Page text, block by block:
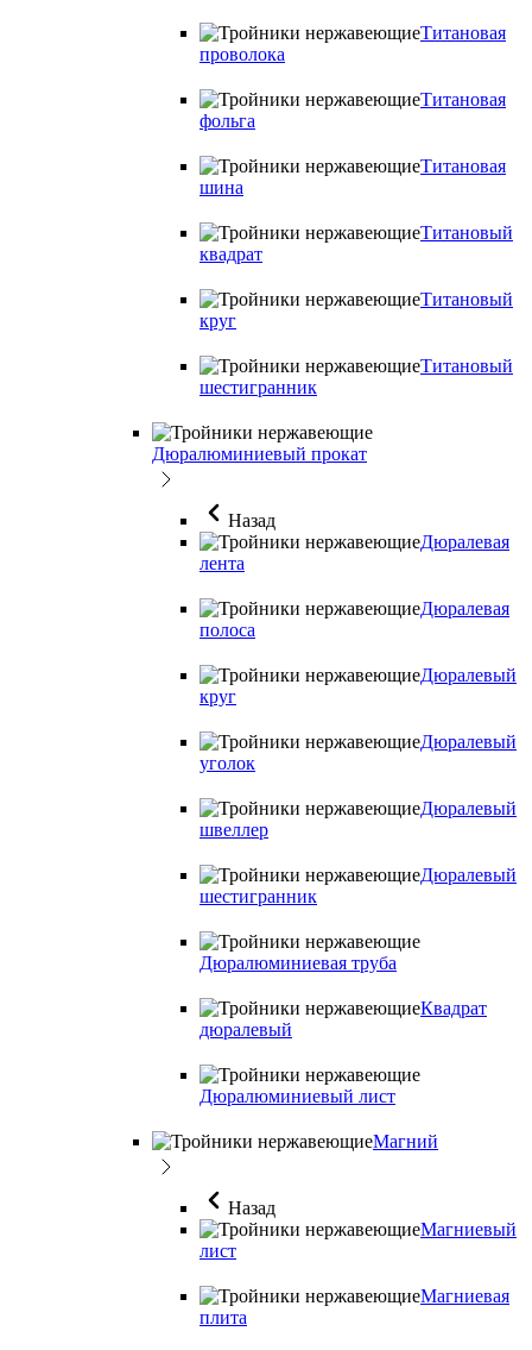
Титановая
проволока
Титановая
фольга
Титановая
шина
Титановый
квадрат
Титановый
круг
Титановый
шестигранник
Дюралюминиевый прокат
Назад
Дюралевая
лента
Дюралевая
полоса
Дюралевый
круг
Дюралевый
уголок
Дюралевый
швеллер
Дюралевый
шестигранник
Дюралюминиевая труба
Квадрат
дюралевый
Дюралюминиевый лист
Магний
Назад
Магниевый
лист
Магниевая
плита